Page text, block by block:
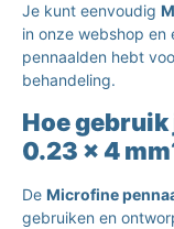
Je kunt eenvoudig
in onze webshop
pennaalden hebt
behandeling.
Hoe
0.23 x 4
De Microfine
gebruiken en